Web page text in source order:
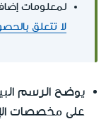
لمعلومات
لا تتعلق
يوضح الرسم
على مخصصات